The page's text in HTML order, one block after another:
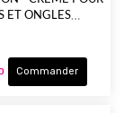
ET ONGLES
Commander